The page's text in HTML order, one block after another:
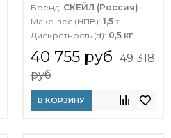
Бренд: СКЕЙЛ (Россия)
Макс. вес (НПВ): 1,5 т
Дискретность (d): 0,5 кг
40 755 руб 49 318
руб
В КОРЗИНУ